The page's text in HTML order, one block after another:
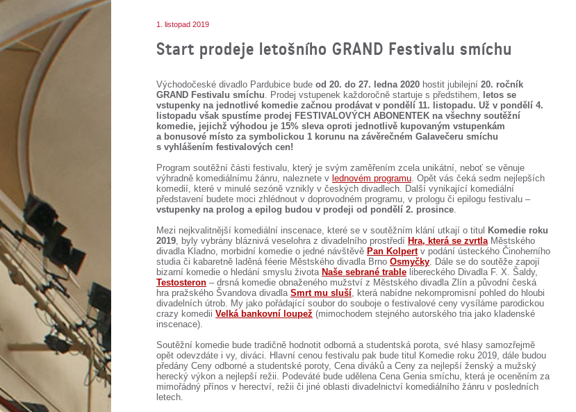
1. listopad 2019
Start prodeje letošního GRAND Festivalu smíchu
Východočeské divadlo Pardubice bude od 20. do 27. ledna 2020 hostit jubilejní 20. ročník
GRAND Festivalu smíchu. Prodej vstupenek každoročně startuje s předstihem, letos se
vstupenky na jednotlivé komedie začnou prodávat v pondělí 11. listopadu. Už v pondělí 4.
listopadu však spustíme prodej FESTIVALOVÝCH ABONENTEK na všechny soutěžní
komedie, jejichž výhodou je 15% sleva oproti jednotlivě kupovaným vstupenkám
a bonusové místo za symbolickou 1 korunu na závěrečném Galavečeru smíchu
s vyhlášením festivalových cen!
Program soutěžní části festivalu, který je svým zaměřením zcela unikátní, neboť se věnuje
výhradně komediálnímu žánru, naleznete v lednovém programu. Opět vás čeká sedm nejlepších
komedií, které v minulé sezóně vznikly v českých divadlech. Další vynikající komediální
představení budete moci zhlédnout v doprovodném programu, v prologu či epilogu festivalu –
vstupenky na prolog a epilog budou v prodeji od pondělí 2. prosince.
Mezi nejkvalitnější komediální inscenace, které se v soutěžním klání utkají o titul Komedie roku
2019, byly vybrány bláznivá veselohra z divadelního prostředí Hra, která se zvrtlaMěstského
divadla Kladno, morbidní komedie o jedné návštěvě Pan Kolpertv podání ústeckého Činoherního
studia či kabaretně laděná féerie Městského divadla Brno Osmyčky. Dále se do soutěže zapojí
bizarní komedie o hledání smyslu života Naše sebrané trable libereckého Divadla F. X. Šaldy,
Testosteron – drsná komedie obnaženého mužství z Městského divadla Zlín a původní česká
hra pražského Švandova divadla Smrt mu sluší, která nabídne nekompromisní pohled do hloubi
divadelních útrob. My jako pořádající soubor do souboje o festivalové ceny vysíláme parodickou
crazy komedii Velká bankovní loupež (mimochodem stejného autorského tria jako kladenské
inscenace).
Soutěžní komedie bude tradičně hodnotit odborná a studentská porota, své hlasy samozřejmě
opět odevzdáte i vy, diváci. Hlavní cenou festivalu pak bude titul Komedie roku 2019, dále budou
předány Ceny odborné a studentské poroty, Cena diváků a Ceny za nejlepší ženský a mužský
herecký výkon a nejlepší režii. Podeváté bude udělena Cena Genia smíchu, která je oceněním za
mimořádný přínos v herectví, režii či jiné oblasti divadelnictví komediálního žánru v posledních
letech.